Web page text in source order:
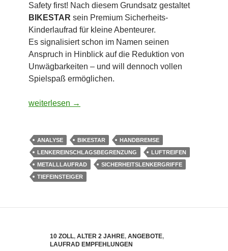
Safety first! Nach diesem Grundsatz gestaltet
BIKESTAR sein Premium Sicherheits-
Kinderlaufrad für kleine Abenteurer.
Es signalisiert schon im Namen seinen
Anspruch in Hinblick auf die Reduktion von
Unwägbarkeiten – und will dennoch vollen
Spielspaß ermöglichen.
Das Sicherheitslaufrad Premium von BIKESTAR im
weiterlesen →
ANALYSE BIKESTAR
HANDBREMSE
LENKEREINSCHLAGSBEGRENZUNG
LUFTREIFEN
METALLLAUFRAD
SICHERHEITSLENKERGRIFFE
TIEFEINSTEIGER
10 ZOLL, ALTER 2 JAHRE, ANGEBOTE,
LAUFRAD EMPFEHLUNGEN